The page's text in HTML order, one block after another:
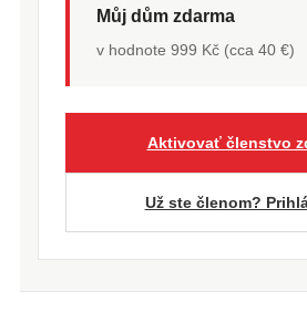
Můj dům zdarma
v hodnote 999 Kč (cca 40 €)
Aktivovať členstvo
Už ste členom?